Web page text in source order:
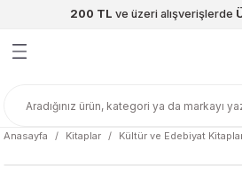
200 TL ve üzeri alışverişlerde
Geri Dön
Geri Dön
Geri Dön
Geri Dön
Geri Dön
Geri Dön
Anasayfa
Kitaplar Kültür ve Edebiyat